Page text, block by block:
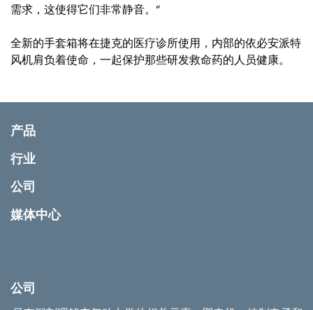
需求，这使得它们非常静音。”
全新的手套箱将在捷克的医疗诊所使用，内部的依必安派特
风机肩负着使命，一起保护那些研发救命药的人员健康。
产品
行业
公司
媒体中心
公司